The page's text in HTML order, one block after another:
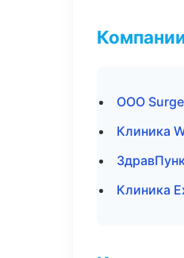
ООО
Клиника
Клиника